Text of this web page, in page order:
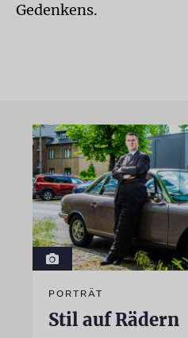
Gedenkens.
PORTRÄT
Stil auf Rädern